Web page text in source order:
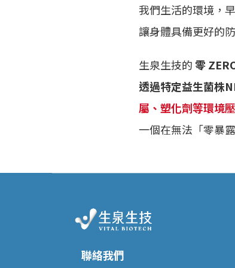
我們生活的環境，
讓身體具備更好的
生泉生技的 零
透過特定益生菌株
屬、塑化劑等環境
一個在無法「零暴
聯絡我們